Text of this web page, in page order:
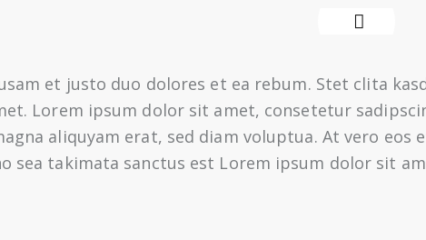
et justo duo dolores et ea rebum. Stet clita
Lorem ipsum dolor sit amet, consetetur
aliquyam erat, sed diam voluptua. At vero
sea takimata sanctus est Lorem ipsum dolor sit